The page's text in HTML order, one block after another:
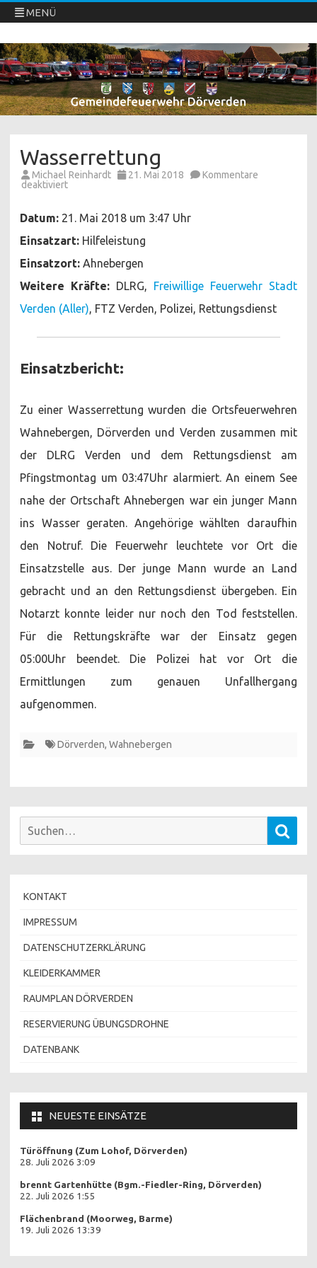
MENÜ
Freiwillige Feuerwehren Dörverden
Direkt
zum
Inhalt
springen
Wasserrettung
Michael Reinhardt 21. Mai 2018
Kommentare
deaktiviertfür
Datum: 21. Mai 2018 um 3:47 Uhr
Einsatzart: Hilfeleistung
Einsatzort: Ahnebergen
Weitere Kräfte: DLRG, Freiwillige Feuerwehr Stadt
Verden (Aller) , FTZ Verden, Polizei, Rettungsdienst
Einsatzbericht:
Zu einer Wasserrettung wurden die Ortsfeuerwehren
Wahnebergen, Dörverden und Verden zusammen mit
der DLRG Verden und dem Rettungsdienst am
Pfingstmontag um 03:47Uhr alarmiert. An einem See
nahe der Ortschaft Ahnebergen war ein junger Mann
ins Wasser geraten. Angehörige wählten daraufhin
den Notruf. Die Feuerwehr leuchtete vor Ort die
Einsatzstelle aus. Der junge Mann wurde an Land
gebracht und an den Rettungsdienst übergeben. Ein
Notarzt konnte leider nur noch den Tod feststellen.
Für die Rettungskräfte war der Einsatz gegen
05:00Uhr beendet. Die Polizei hat vor Ort die
Ermittlungen zum genauen Unfallhergang
aufgenommen.
Dörverden, Wahnebergen
Suchen
KONTAKT
IMPRESSUM
DATENSCHUTZERKLÄRUNG
KLEIDERKAMMER
RAUMPLAN DÖRVERDEN
RESERVIERUNG ÜBUNGSDROHNE
DATENBANK
NEUESTE EINSÄTZE
Türöffnung (Zum Lohof, Dörverden)
28. Juli 2026 3:09
brennt Gartenhütte (Bgm.-Fiedler-Ring, Dörverden)
22. Juli 2026 1:55
Flächenbrand (Moorweg, Barme)
19. Juli 2026 13:39